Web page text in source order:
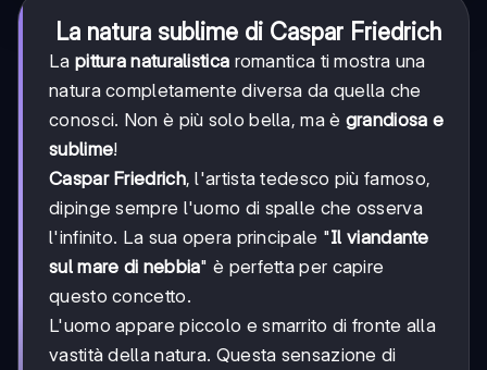
La natura sublime di Caspar Friedrich
La pittura naturalistica romantica ti mostra una
natura completamente diversa da quella che
conosci. Non è più solo bella, ma è grandiosa e
sublime!
Caspar Friedrich, l'artista tedesco più famoso,
dipinge sempre l'uomo di spalle che osserva
l'infinito. La sua opera principale "Il viandante
sul mare di nebbia" è perfetta per capire
questo concetto.
L'uomo appare piccolo e smarrito di fronte alla
vastità della natura. Questa sensazione di